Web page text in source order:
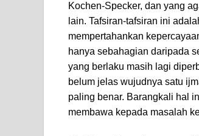
Kochen-Specker, dan yang
lain. Tafsiran-tafsiran ini
mempertahankan
hanya sebahagian daripada
yang berlaku masih lagi
belum jelas wujudnya satu
paling benar. Barangkali hal
membawa kepada masalah